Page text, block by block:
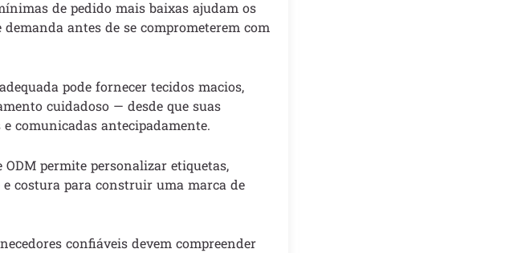
de pedido mais baixas ajudam os
antes de se comprometerem com
pode fornecer tecidos macios,
cuidadoso — desde que suas
comunicadas antecipadamente.
permite personalizar etiquetas,
e costura para construir uma marca de
confiáveis devem compreender